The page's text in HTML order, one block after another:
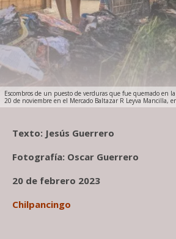
Escombros de un puesto de verduras que fue quemado en
20 de noviembre en el Mercado Baltazar R Leyva Mancilla,
Texto: Jesús Guerrero
Fotografía: Oscar Guerrero
20 de febrero 2023
Chilpancingo